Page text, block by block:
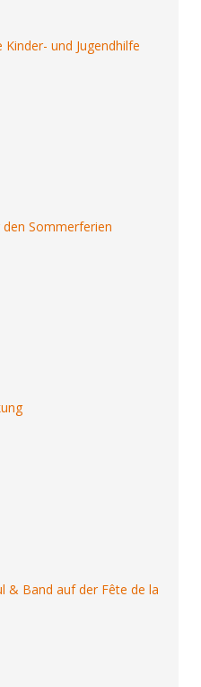
und Jugendhilfe
Sommerferien
& Band auf der Fête de la